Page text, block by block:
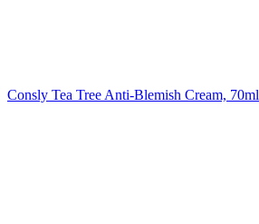
Consly Tea Tree Anti-Blemish Cream, 70ml